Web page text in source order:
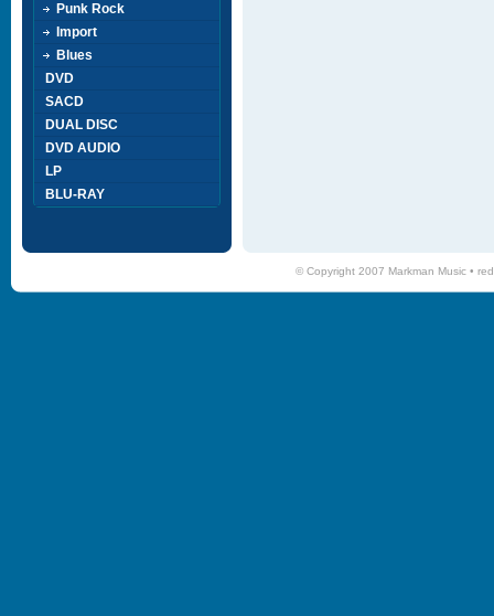
Punk Rock
Import
Blues
DVD
SACD
DUAL DISC
DVD AUDIO
LP
BLU-RAY
© Copyright 2007 Markman Music •